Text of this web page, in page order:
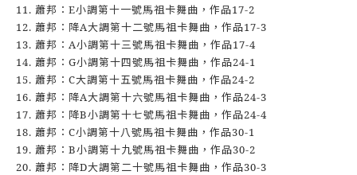
11. 蕭邦：E小調第十一號馬祖卡舞曲，作品17-2
12. 蕭邦：降A大調第十二號馬祖卡舞曲，作品17-3
13. 蕭邦：A小調第十三號馬祖卡舞曲，作品17-4
14. 蕭邦：G小調第十四號馬祖卡舞曲，作品24-1
15. 蕭邦：C大調第十五號馬祖卡舞曲，作品24-2
16. 蕭邦：降A大調第十六號馬祖卡舞曲，作品24-3
17. 蕭邦：降B小調第十七號馬祖卡舞曲，作品24-4
18. 蕭邦：C小調第十八號馬祖卡舞曲，作品30-1
19. 蕭邦：B小調第十九號馬祖卡舞曲，作品30-2
20. 蕭邦：降D大調第二十號馬祖卡舞曲，作品30-3